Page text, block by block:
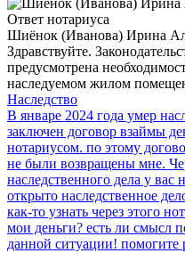
Ответ нотариуса
Шиёнок (Иванова) Ирина
Здравствуйте.
предусмотрена
наследуемом жилом
Наследство
В январе 2024 года умер
заключен договор взаймы
нотариусом. по этому
не были возвращены мне.
наследственного дела у вас
открыто наследственное
как-то узнать через этого
мои деньги? есть ли смысл
данной ситуации! помогите